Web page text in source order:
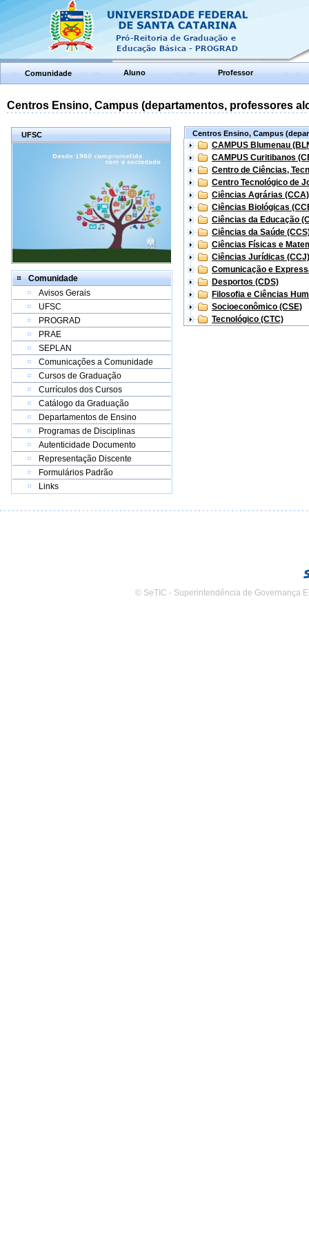
Comunidade Aluno Professor
Centros Ensino, Campus (departamentos, professores
UFSC
Comunidade
Avisos Gerais
UFSC
PROGRAD
PRAE
SEPLAN
Comunicações a Comunidade
Cursos de Graduação
Currículos dos Cursos
Catálogo da Graduação
Departamentos de Ensino
Programas de Disciplinas
Autenticidade Documento
Representação Discente
Formulários Padrão
Links
Centros Ensino, Campus
CAMPUS Blumenau
CAMPUS Curitibanos
Centro de Ciências,
Centro Tecnológico de
Ciências Agrárias (CCA)
Ciências Biológicas
Ciências da Educação
Ciências da Saúde
Ciências Físicas e
Ciências Jurídicas (CCJ)
Comunicação e
Desportos (CDS)
Filosofia e Ciências
Socioeconômico (CSE)
Tecnológico (CTC)
© SeTIC - Superintendência de Governança